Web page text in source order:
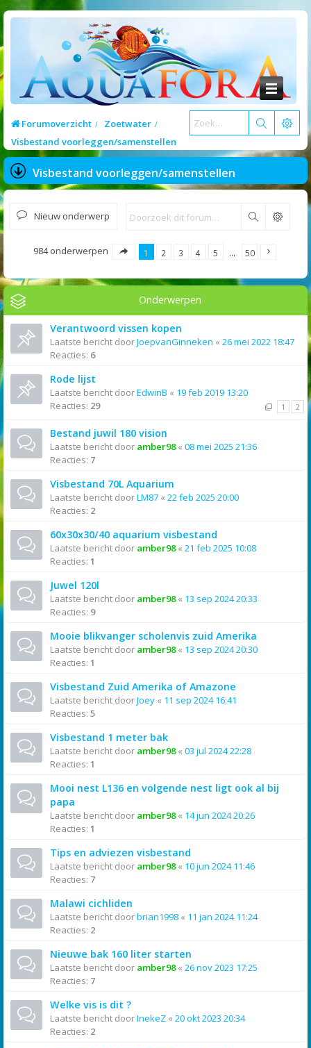
Forumoverzicht
Zoetwater
Visbestand voorleggen/samenstellen
Visbestand voorleggen/samenstellen
Nieuw onderwerp Zoek
984 onderwerpen 1 2 3 4 5 … 50
Onderwerpen
Verantwoord vissen kopen
Laatste bericht doorJoepvanGinneken « 26 mei 2022 18:47
Reacties: 6
Rode lijst
Laatste bericht doorEdwinB « 19 feb 2019 13:20
Reacties: 29 1 2
Bestand juwil 180 vision
Laatste bericht door amber98« 08 mei 2025 21:36
Reacties: 7
Visbestand 70L Aquarium
Laatste bericht doorLM87 « 22 feb 2025 20:00
Reacties: 2
60x30x30/40 aquarium visbestand
Laatste bericht door amber98« 21 feb 2025 10:08
Reacties: 1
Juwel 120l
Laatste bericht door amber98« 13 sep 2024 20:33
Reacties: 9
Mooie blikvanger scholenvis zuid Amerika
Laatste bericht door amber98« 13 sep 2024 20:30
Reacties: 1
Visbestand Zuid Amerika of Amazone
Laatste bericht doorJoey « 11 sep 2024 16:41
Reacties: 5
Visbestand 1 meter bak
Laatste bericht door amber98« 03 jul 2024 22:28
Reacties: 1
Mooi nest L136 en volgende nest ligt ook al bij
papa
Laatste bericht door amber98« 14 jun 2024 20:26
Reacties: 1
Tips en adviezen visbestand
Laatste bericht door amber98« 10 jun 2024 11:46
Reacties: 7
Malawi cichliden
Laatste bericht doorbrian1998 « 11 jan 2024 11:24
Reacties: 2
Nieuwe bak 160 liter starten
Laatste bericht door amber98« 26 nov 2023 17:25
Reacties: 7
Welke vis is dit ?
Laatste bericht doorInekeZ « 20 okt 2023 20:34
Reacties: 2